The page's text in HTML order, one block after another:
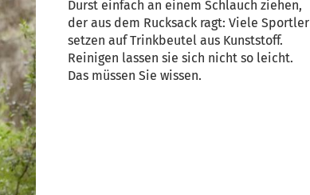
Durst einfach an einem Schlauch ziehen,
der aus dem Rucksack ragt: Viele Sportler
setzen auf Trinkbeutel aus Kunststoff.
Reinigen lassen sie sich nicht so leicht.
Das müssen Sie wissen.